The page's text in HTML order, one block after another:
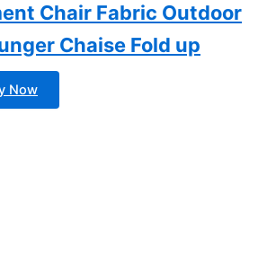
Chair Fabric Outdoor
Chaise Fold up
Now